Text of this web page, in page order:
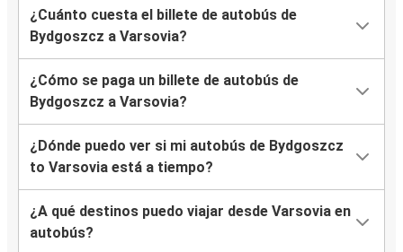
¿Cuánto cuesta el billete de autobús de
Bydgoszcz a Varsovia?
¿Cómo se paga un billete de autobús de
Bydgoszcz a Varsovia?
¿Dónde puedo ver si mi autobús de Bydgoszcz
to Varsovia está a tiempo?
¿A qué destinos puedo viajar desde Varsovia en
autobús?